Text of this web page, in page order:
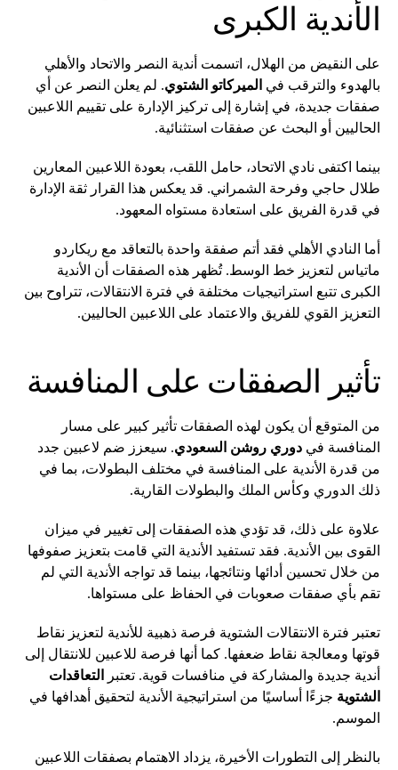
الأندية الكبرى
على النقيض من الهلال، اتسمت أندية النصر والاتحاد والأهلي
بالهدوء والترقب في الميركاتو الشتوي. لم يعلن النصر عن أي
صفقات جديدة، في إشارة إلى تركيز الإدارة على تقييم اللاعبين
الحاليين أو البحث عن صفقات استثنائية.
بينما اكتفى نادي الاتحاد، حامل اللقب، بعودة اللاعبين المعارين
طلال حاجي وفرحة الشمراني. قد يعكس هذا القرار ثقة الإدارة
في قدرة الفريق على استعادة مستواه المعهود.
أما النادي الأهلي فقد أتم صفقة واحدة بالتعاقد مع ريكاردو
ماتياس لتعزيز خط الوسط. تُظهر هذه الصفقات أن الأندية
الكبرى تتبع استراتيجيات مختلفة في فترة الانتقالات، تتراوح بين
التعزيز القوي للفريق والاعتماد على اللاعبين الحاليين.
تأثير الصفقات على المنافسة
من المتوقع أن يكون لهذه الصفقات تأثير كبير على مسار
المنافسة في دوري روشن السعودي. سيعزز ضم لاعبين جدد
من قدرة الأندية على المنافسة في مختلف البطولات، بما في
ذلك الدوري وكأس الملك والبطولات القارية.
علاوة على ذلك، قد تؤدي هذه الصفقات إلى تغيير في ميزان
القوى بين الأندية. فقد تستفيد الأندية التي قامت بتعزيز صفوفها
من خلال تحسين أدائها ونتائجها، بينما قد تواجه الأندية التي لم
تقم بأي صفقات صعوبات في الحفاظ على مستواها.
تعتبر فترة الانتقالات الشتوية فرصة ذهبية للأندية لتعزيز نقاط
قوتها ومعالجة نقاط ضعفها. كما أنها فرصة للاعبين للانتقال إلى
أندية جديدة والمشاركة في منافسات قوية. تعتبر
التعاقدات
الشتوية جزءًا أساسيًا من استراتيجية الأندية لتحقيق أهدافها في
الموسم.
بالنظر إلى التطورات الأخيرة، يزداد الاهتمام بصفقات اللاعبين